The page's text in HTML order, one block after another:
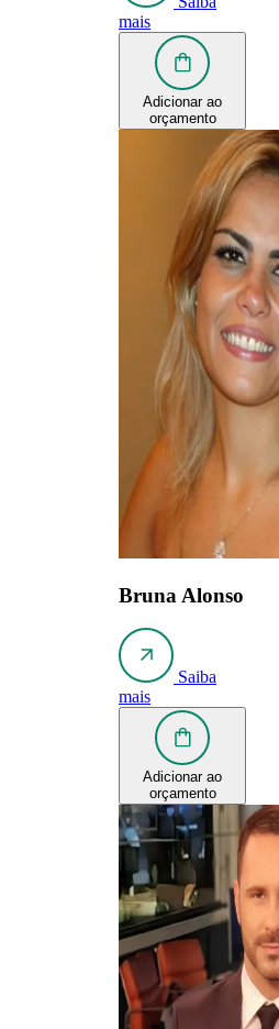
mais
Adicionar ao
orçamento
Bruna Alonso
Saiba
mais
Adicionar ao
orçamento